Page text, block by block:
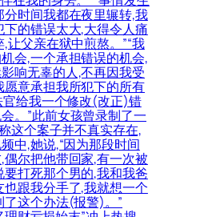
分时间我都在夜里辗转,我
下的错误太大,大得令人痛
让父亲在狱中煎熬。”“我
会,一个承担错误的机会,
响无辜的人,不再因我受
意承担我所犯下的所有
给我一个修改(改正)错
。”此前女孩曾录制了一
这个案子并不真实存在,
中,她说,“因为那段时间
尔把他带回家,有一次被
打死那个男的,我和我爸
跟我分手了,我就想一个
了这个办法(报警)。”